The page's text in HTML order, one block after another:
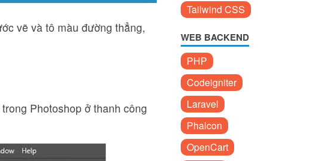
vẽ và tô màu đường thẳng,
trong Photoshop ở thanh công
Tailwind CSS
WEB BACKEND
PHP
Codeigniter
Laravel
Phalcon
OpenCart